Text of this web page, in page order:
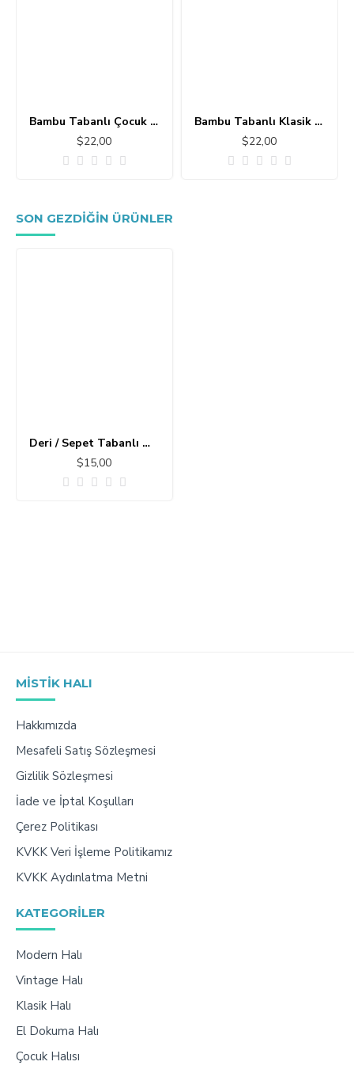
Bambu Tabanlı Çocuk Halısı MC101
$22,00
Bambu Tabanlı Klasik Halı MS109
$22,00
SON GEZDIĞIN ÜRÜNLER
Deri / Sepet Tabanlı Modern Halı MS357
$15,00
MISTIK HALI
Hakkımızda
Mesafeli Satış Sözleşmesi
Gizlilik Sözleşmesi
İade ve İptal Koşulları
Çerez Politikası
KVKK Veri İşleme Politikamız
KVKK Aydınlatma Metni
KATEGORILER
Modern Halı
Vintage Halı
Klasik Halı
El Dokuma Halı
Çocuk Halısı